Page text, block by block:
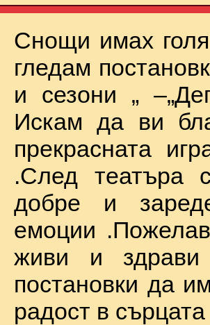
Снощи имах
гледам
и сезони „
Искам да ви
прекрасната
.След театъра
добре и
емоции
живи и
постановки да
радост в